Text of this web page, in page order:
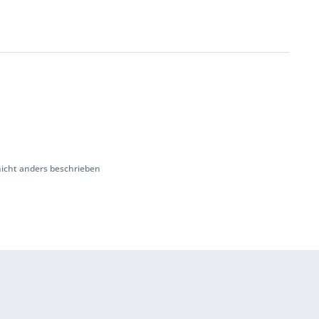
anders beschrieben